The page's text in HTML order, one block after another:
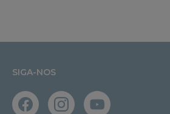
SIGA-NOS